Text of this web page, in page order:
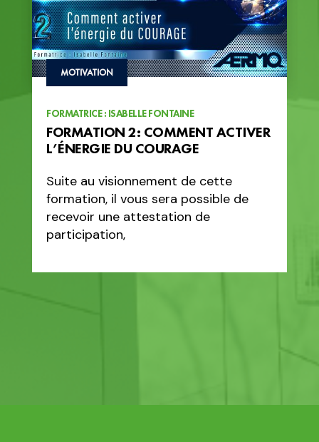
MOTIVATION
FORMATRICE : ISABELLE FONTAINE
FORMATION 2: COMMENT ACTIVER
L’ÉNERGIE DU COURAGE
Suite au visionnement de cette
formation, il vous sera possible de
recevoir une attestation de
participation,